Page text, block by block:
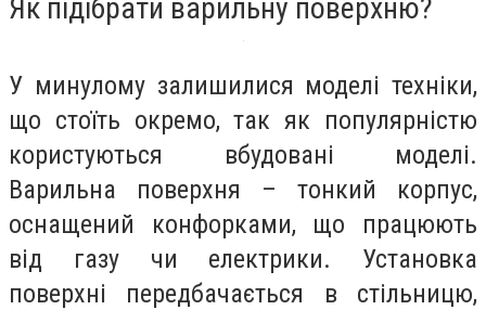
Як підібрати варильну поверхню?
У минулому залишилися моделі техніки,
що стоїть окремо, так як популярністю
користуються вбудовані моделі.
Варильна поверхня – тонкий корпус,
оснащений конфорками, що працюють
від газу чи електрики. Установка
поверхні передбачається в стільницю,